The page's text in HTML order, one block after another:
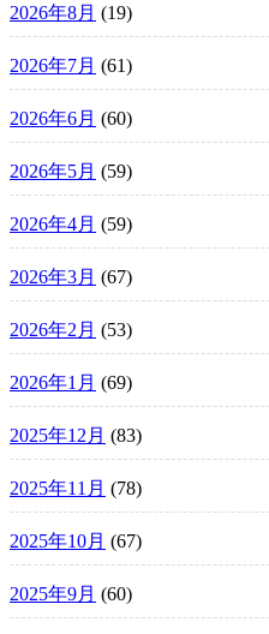
2026年8月 (19)
2026年7月 (61)
2026年6月 (60)
2026年5月 (59)
2026年4月 (59)
2026年3月 (67)
2026年2月 (53)
2026年1月 (69)
2025年12月 (83)
2025年11月 (78)
2025年10月 (67)
2025年9月 (60)